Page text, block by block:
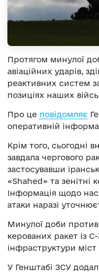
Протягом минулої
авіаційних ударів,
реактивних систем
позиціях наших
Про це повідомляє
оперативній
Крім того, сьогодні
завдала чергового
застосувавши
«Shahed» та зенітні
Інформація щодо
атаки наразі
Минулої доби
керованих ракет із
інфраструктури
У Генштабі ЗСУ